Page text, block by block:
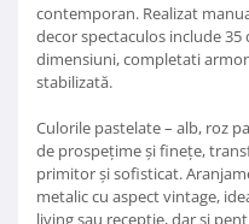
contemporan. Realizat
decor spectaculos include
dimensiuni, completati
stabilizată.
Culorile pastelate – alb, roz
de prospețime și finețe,
primitor și sofisticat.
metalic cu aspect vintage,
living sau recepție, dar și